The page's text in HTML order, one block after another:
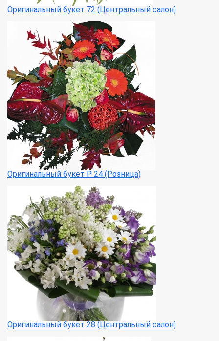
Оригинальный букет 72 (Центральный салон)
Оригинальный букет Р 24 (Розница)
Оригинальный букет 28 (Центральный салон)